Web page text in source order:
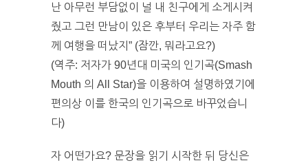
난 아무런 부담없이 널 내 친구에게 소게시켜
줬고 그런 만남이 있은 후부터 우리는 자주 함
께 여행을 떠났지” (잠깐, 뭐라고요?)
(역주: 저자가 90년대 미국의 인기곡(Smash
Mouth 의 All Star)을 이용하여 설명하였기에
편의상 이를 한국의 인기곡으로 바꾸었습니
다)
자 어떤가요? 문장을 읽기 시작한 뒤 당신은